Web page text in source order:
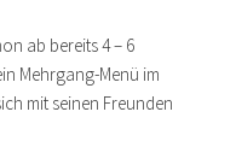
ab bereits 4 – 6
Mehrgang-Menü im
mit seinen Freunden